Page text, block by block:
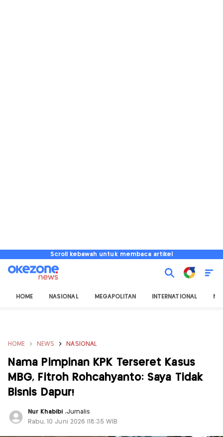
Scroll kebawah untuk membaca artikel
HOME NASIONAL MEGAPOLITAN INTERNATIONAL
HOME NEWS NASIONAL
Nama Pimpinan KPK Terseret Kasus
MBG, Fitroh Rohcahyanto: Saya Tidak
Bisnis Dapur!
Nur Khabibi ,Jurnalis
Rabu, 10 Juni 2026 |18:35 WIB